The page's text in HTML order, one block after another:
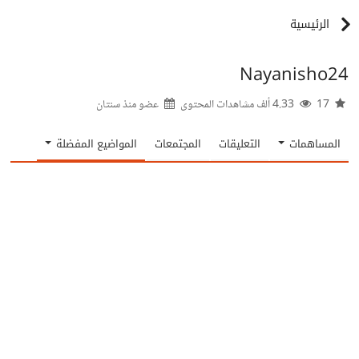
الرئيسية
Nayanisho24
عضو منذسنتان
المساهمات التعليقات المجتمعات المواضيع المفضلة